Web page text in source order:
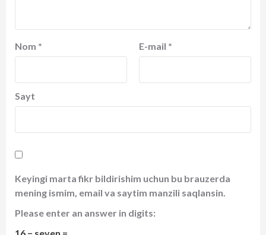
Nom * E-mail *
Sayt
Keyingi marta fikr bildirishim uchun bu brauzerda
mening ismim, email va saytim manzili saqlansin.
Please enter an answer in digits: